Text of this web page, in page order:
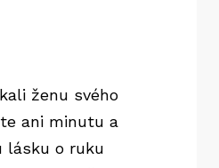
ženu svého
ani minutu a
lásku o ruku